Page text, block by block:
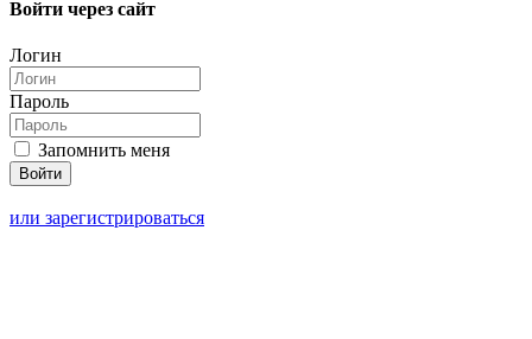
Войти через сайт
Логин
Пароль
Запомнить меня
или зарегистрироваться